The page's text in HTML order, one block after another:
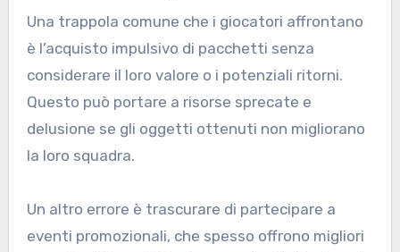
Una trappola comune che i giocatori affrontano
è l’acquisto impulsivo di pacchetti senza
considerare il loro valore o i potenziali ritorni.
Questo può portare a risorse sprecate e
delusione se gli oggetti ottenuti non migliorano
la loro squadra.
Un altro errore è trascurare di partecipare a
eventi promozionali, che spesso offrono migliori